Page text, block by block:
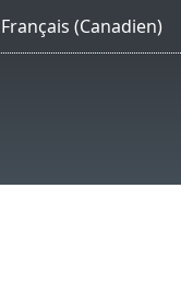
Français (Canadien)